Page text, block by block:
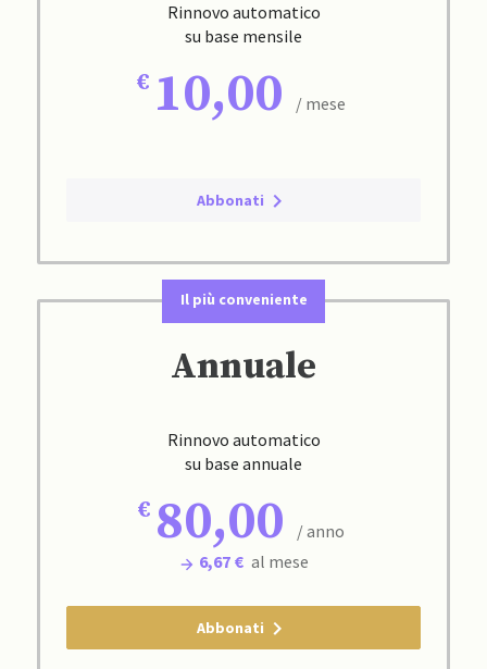
Rinnovo automatico
su base mensile
10,00 / mese
Abbonati
Il più conveniente
Annuale
Rinnovo automatico
su base annuale
80,00
/ anno
6,67 € al mese
Abbonati